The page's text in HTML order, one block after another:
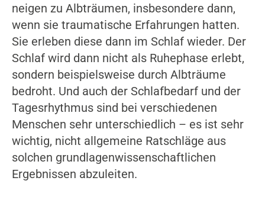
neigen zu Albträumen, insbesondere dann,
wenn sie traumatische Erfahrungen hatten.
Sie erleben diese dann im Schlaf wieder. Der
Schlaf wird dann nicht als Ruhephase erlebt,
sondern beispielsweise durch Albträume
bedroht. Und auch der Schlafbedarf und der
Tagesrhythmus sind bei verschiedenen
Menschen sehr unterschiedlich – es ist sehr
wichtig, nicht allgemeine Ratschläge aus
solchen grundlagenwissenschaftlichen
Ergebnissen abzuleiten.